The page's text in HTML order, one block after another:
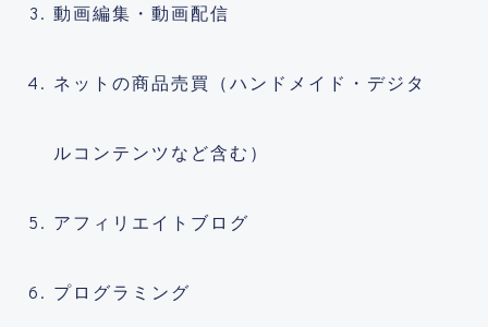
動画編集・動画配信
ネットの商品売買（ハンドメイド・デジタ
ルコンテンツなど含む）
アフィリエイトブログ
プログラミング